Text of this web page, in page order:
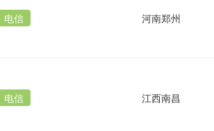
电信 河南郑州
电信 江西南昌